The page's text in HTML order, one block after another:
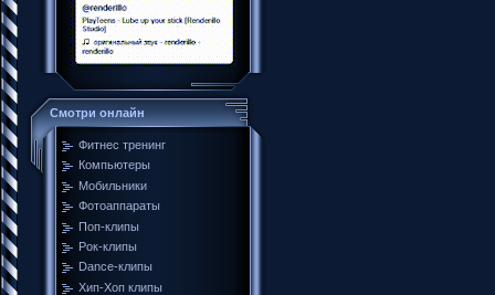
Смотри онлайн
Фитнес тренинг
Компьютеры
Мобильники
Фотоаппараты
Поп-клипы
Рок-клипы
Dance-клипы
Хип-Хоп клипы